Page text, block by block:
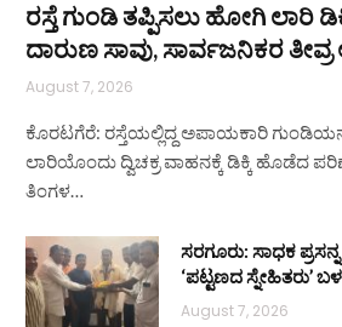
ರಸ್ತೆ ಗುಂಡಿ ತಪ್ಪಿಸಲು ಹೋಗಿ ಲಾರಿ
ದಾರುಣ ಸಾವು, ಸಾರ್ವಜನಿಕರ
August 7, 2026
ಕೊರಟಗೆರೆ: ರಸ್ತೆಯಲ್ಲಿದ್ದ ಅಪಾಯಕಾರಿ
ಲಾರಿಯೊಂದು ದ್ವಿಚಕ್ರ ವಾಹನಕ್ಕೆ ಡಿಕ್ಕಿ ಹೊಡೆದ
ತಿಂಗಳ…
ಸರಗೂರು: ಸಾಧಕ
‘ಪಟ್ಟಣದ ಸ್ನೇಹಿತರು’
August 7, 2026